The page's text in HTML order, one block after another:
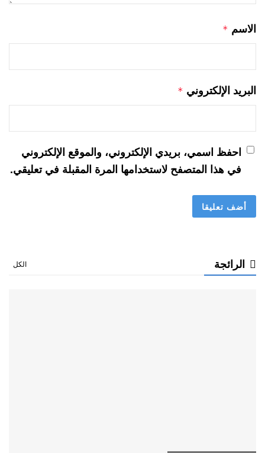
الاسم *
البريد الإلكتروني *
احفظ اسمي، بريدي الإلكتروني، والموقع الإلكتروني
في هذا المتصفح لاستخدامها المرة المقبلة في تعليقي.
الرائجة الكل